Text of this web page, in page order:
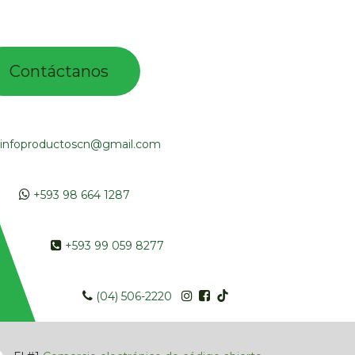
infoproductoscn@gmail.com
+593 98 664 1287
​ +593 99 059 8277
(04) 506-2220 ​​​
Contác​tano​​​s​​​​​